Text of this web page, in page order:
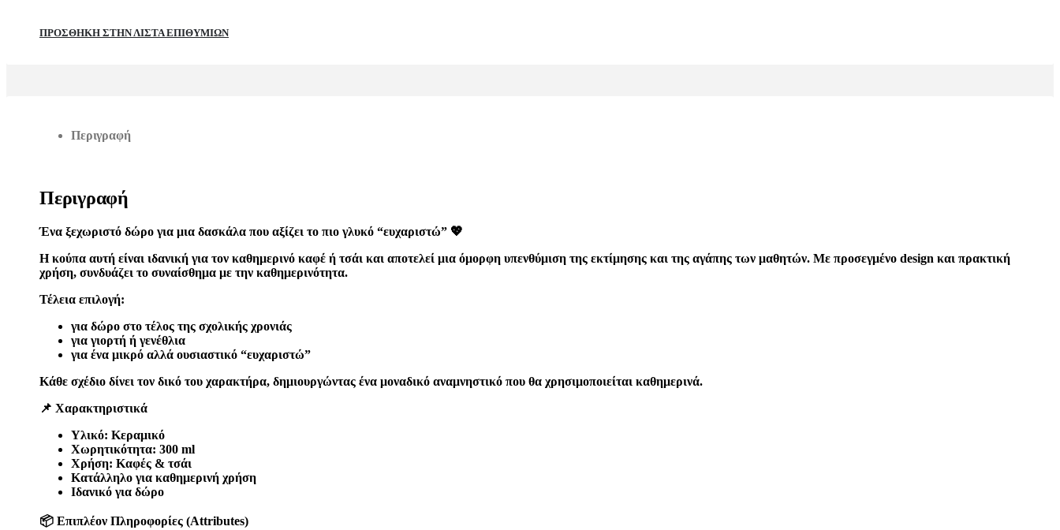
ΠΡΌΣΘΉΚΗ ΣΤΗΝ ΛΊΣΤΑ ΕΠΙΘΥΜΙΏΝ
Περιγραφή
Περιγραφή
Ένα ξεχωριστό δώρο για μια δασκάλα που αξίζει το πιο γλυκό “ευχαριστώ” 💖
Η κούπα αυτή είναι ιδανική για τον καθημερινό καφέ ή τσάι και αποτελεί μια όμορφη υπενθύμιση της εκτίμησης και της αγάπης των μαθητών. Με προσεγμένο design και πρακτική
χρήση, συνδυάζει το συναίσθημα με την καθημερινότητα.
Τέλεια επιλογή:
για δώρο στο τέλος της σχολικής χρονιάς
για γιορτή ή γενέθλια
για ένα μικρό αλλά ουσιαστικό “ευχαριστώ”
Κάθε σχέδιο δίνει τον δικό του χαρακτήρα, δημιουργώντας ένα μοναδικό αναμνηστικό που θα χρησιμοποιείται καθημερινά.
📌 Χαρακτηριστικά
Υλικό: Κεραμικό
Χωρητικότητα: 300 ml
Χρήση: Καφές & τσάι
Κατάλληλο για καθημερινή χρήση
Ιδανικό για δώρο
📦 Επιπλέον Πληροφορίες (Attributes)